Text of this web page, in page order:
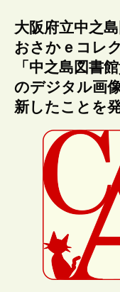
大阪府立中之
おさかｅコレ
「中之島図書
のデジタル画
新したことを